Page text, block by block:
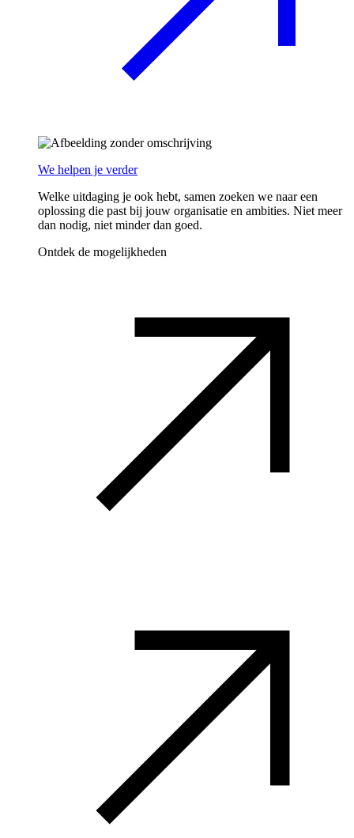
We helpen je verder
Welke uitdaging je ook hebt, samen zoeken we naar een
oplossing die past bij jouw organisatie en ambities. Niet meer
dan nodig, niet minder dan goed.
Ontdek de mogelijkheden